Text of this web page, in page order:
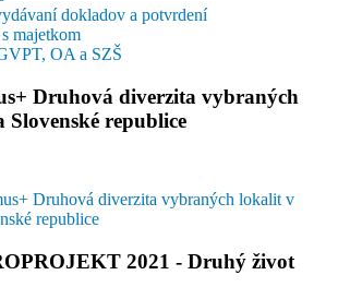
dokladov a potvrdení
majetkom
OA a SZŠ
Druhová diverzita vybraných
Slovenské republice
Druhová diverzita vybraných lokalit v
republice
2021 - Druhý život